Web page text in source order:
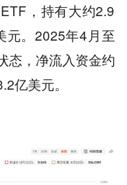
，持有大约2.9
元。2025年4月至
态，净流入资金约
亿美元。